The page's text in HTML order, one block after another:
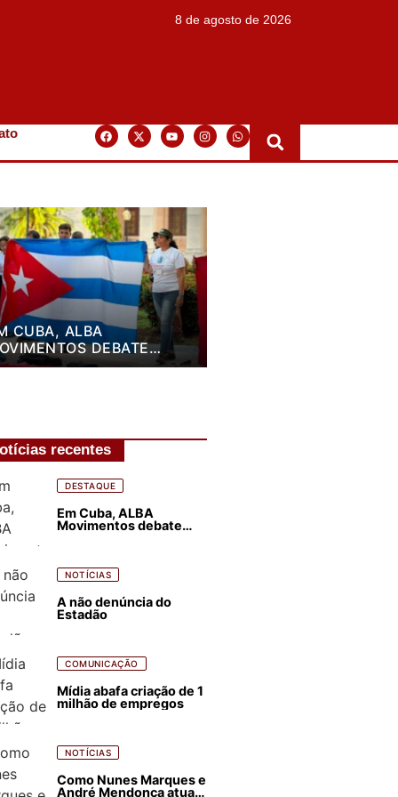
8 de agosto de 2026
CUBA, ALBA
DEBATE
DE LUTA PARA OS
recentes
DESTAQUE
Em Cuba, ALBA
Movimentos debate
NOTÍCIAS
A não denúncia do
Estadão
COMUNICAÇÃO
Mídia abafa criação de 1
milhão de empregos
NOTÍCIAS
Como Nunes Marques e
André Mendonça atuam